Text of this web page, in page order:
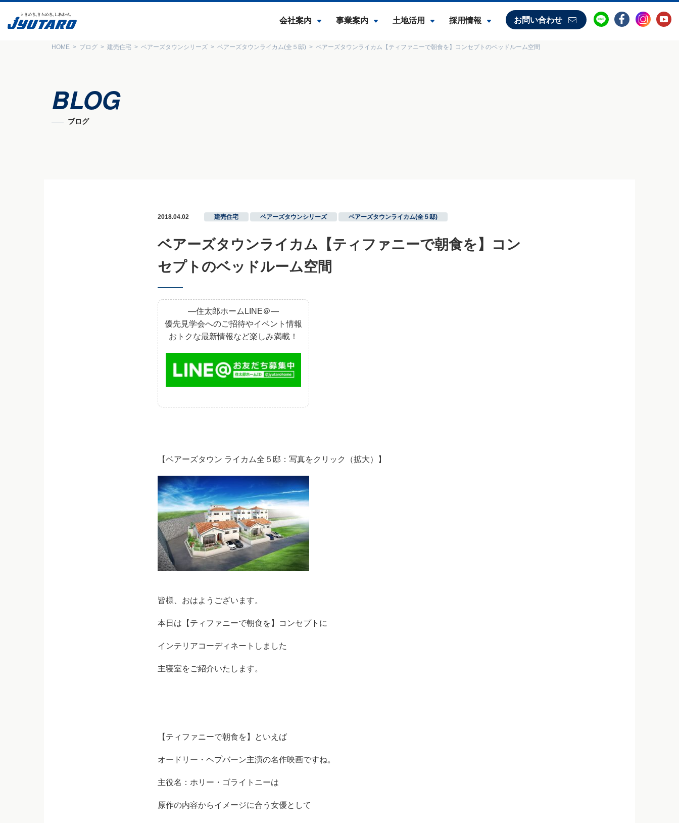
会社案内 事業案内 土地活用 採用情報 お問い合わせ
HOME ブログ 建売住宅 ベアーズタウンシリーズ ベアーズタウンライカム(全５邸) ベアーズタウンライカム【ティファニーで朝食を】コンセプトのベッドルーム空間
BLOG
ブログ
2018.04.02 建売住宅 ベアーズタウンシリーズ ベアーズタウンライカム(全５邸)
ベアーズタウンライカム【ティファニーで朝食を】コン
セプトのベッドルーム空間
―住太郎ホームLINE＠―
優先見学会へのご招待やイベント情報
おトクな最新情報など楽しみ満載！
【ベアーズタウン ライカム全５邸：写真をクリック（拡大）】
皆様、おはようございます。
本日は【ティファニーで朝食を】コンセプトに
インテリアコーディネートしました
主寝室をご紹介いたします。
【ティファニーで朝食を】といえば
オードリー・ヘプバーン主演の名作映画ですね。
主役名：ホリー・ゴライトニーは
原作の内容からイメージに合う女優として